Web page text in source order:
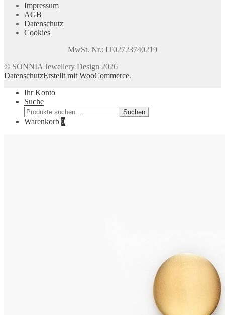
Impressum
AGB
Datenschutz
Cookies
MwSt. Nr.: IT02723740219
© SONNIA Jewellery Design 2026
DatenschutzErstellt mit WooCommerce.
Ihr Konto
Suche
Suchen
nach:
Suchen
Warenkorb 0